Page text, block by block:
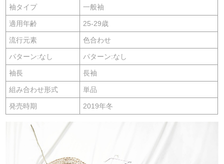
袖タイプ 一般袖
適用年齢 25-29歳
流行元素 色合わせ
パターン:なし パターン:なし
袖長 長袖
組み合わせ形式 単品
発売時期 2019年冬